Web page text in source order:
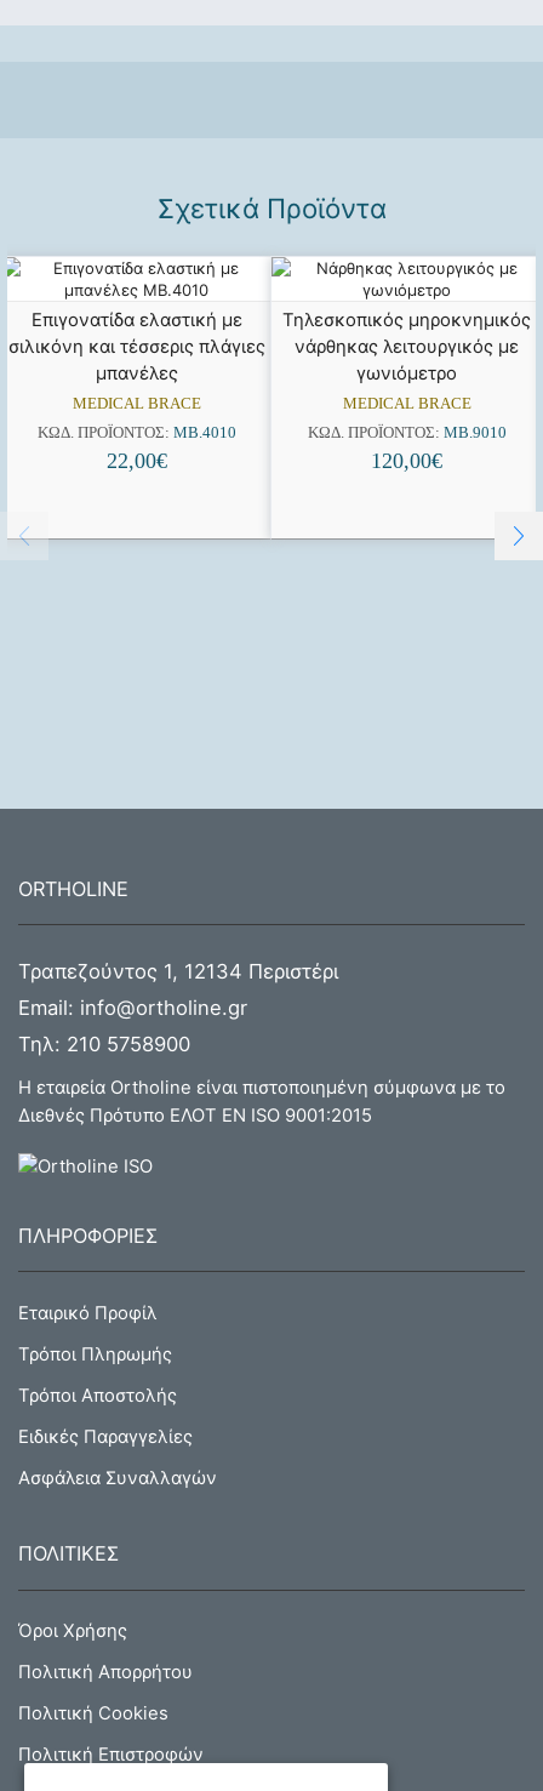
Σχετικά Προϊόντα
Επιγονατίδα ελαστική με
σιλικόνη και τέσσερις πλάγιες
μπανέλες
MEDICAL BRACE
ΚΩΔ. ΠΡΟΪΌΝΤΟΣ: MB.4010
22,00€
Τηλεσκοπικός μηροκνημικός
νάρθηκας λειτουργικός με
γωνιόμετρο
MEDICAL BRACE
ΚΩΔ. ΠΡΟΪΌΝΤΟΣ: MB.9010
120,00€
ORTHOLINE
Τραπεζούντος 1, 12134 Περιστέρι
Email: info@ortholine.gr
Τηλ: 210 5758900
Η εταιρεία Ortholine είναι πιστοποιημένη σύμφωνα με το
Διεθνές Πρότυπο ΕΛΟΤ ΕΝ ISO 9001:2015
ΠΛΗΡΟΦΟΡΙΕΣ
Εταιρικό Προφίλ
Τρόποι Πληρωμής
Τρόποι Αποστολής
Ειδικές Παραγγελίες
Ασφάλεια Συναλλαγών
ΠΟΛΙΤΙΚΕΣ
Όροι Χρήσης
Πολιτική Απορρήτου
Πολιτική Cookies
Πολιτική Επιστροφών